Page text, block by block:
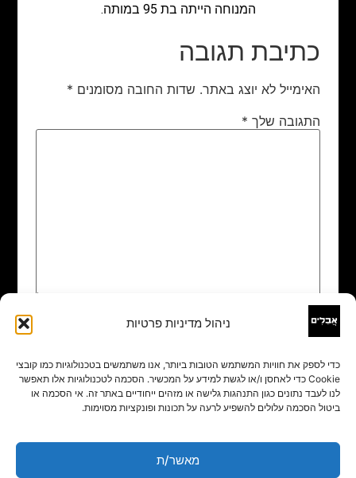
ניהול מדיניות פרטיות
כדי לספק את חוויות המשתמש הטובות ביותר, אנו משתמשים בטכנולוגיות כמו קובצי
Cookie כדי לאחסן ו/או לגשת למידע על המכשיר. הסכמה לטכנולוגיות אלו תאפשר
לנו לעבד נתונים כגון התנהגות גלישה או מזהים ייחודיים באתר זה. אי הסכמה או
ביטול הסכמה עלולים להשפיע לרעה על תכונות ופונקציות מסוימות.
מאשר/ת
המנוחה הייתה בת 95 במותה.
כתיבת תגובה
האימייל לא יוצג באתר. שדות החובה מסומנים *
התגובה שלך *
שם
אימייל*